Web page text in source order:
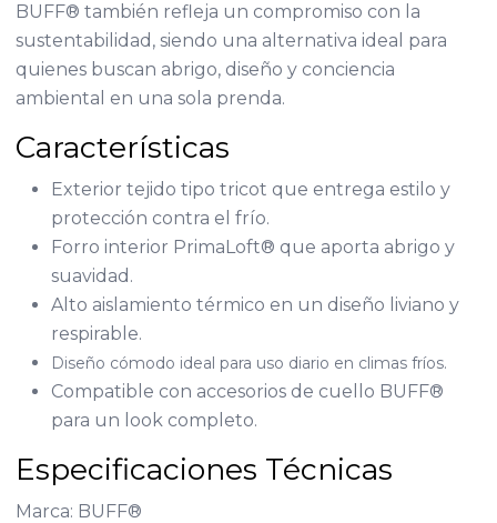
BUFF® también refleja un compromiso con la
sustentabilidad, siendo una alternativa ideal para
quienes buscan abrigo, diseño y conciencia
ambiental en una sola prenda.
Características
Exterior tejido tipo tricot que entrega estilo y
protección contra el frío.
Forro interior PrimaLoft® que aporta abrigo y
suavidad.
Alto aislamiento térmico en un diseño liviano y
respirable.
Diseño cómodo ideal para uso diario en climas fríos.
Compatible con accesorios de cuello BUFF®
para un look completo.
Especificaciones Técnicas
Marca: BUFF®